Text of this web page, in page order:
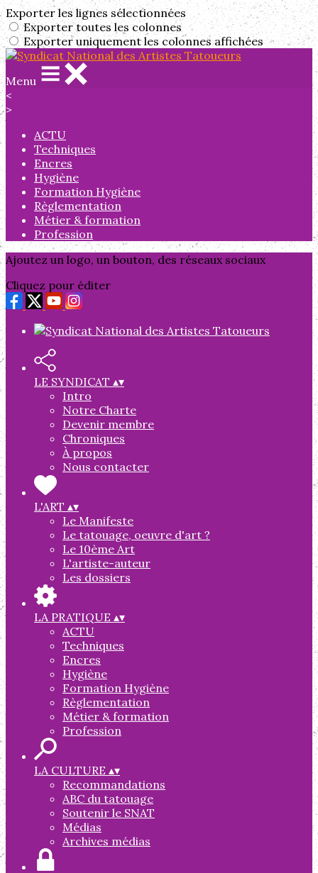
Exporter les lignes sélectionnées
Exporter toutes les colonnes
Exporter uniquement les colonnes affichées
Menu
<
>
ACTU
Techniques
Encres
Hygiène
Formation Hygiène
Règlementation
Métier & formation
Profession
Ajoutez un logo, un bouton, des réseaux sociaux
Cliquez pour éditer
LE SYNDICAT ▴▾
Intro
Notre Charte
Devenir membre
Chroniques
À propos
Nous contacter
L'ART ▴▾
Le Manifeste
Le tatouage, oeuvre d'art ?
Le 10ème Art
L'artiste-auteur
Les dossiers
LA PRATIQUE ▴▾
ACTU
Techniques
Encres
Hygiène
Formation Hygiène
Règlementation
Métier & formation
Profession
LA CULTURE ▴▾
Recommandations
ABC du tatouage
Soutenir le SNAT
Médias
Archives médias